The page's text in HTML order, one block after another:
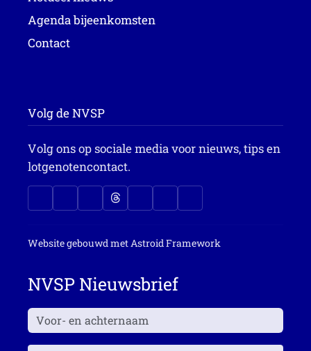
Agenda bijeenkomsten
Contact
Volg de NVSP
Volg ons op sociale media voor nieuws, tips en
lotgenotencontact.
Website gebouwd met Astroid Framework
NVSP Nieuwsbrief